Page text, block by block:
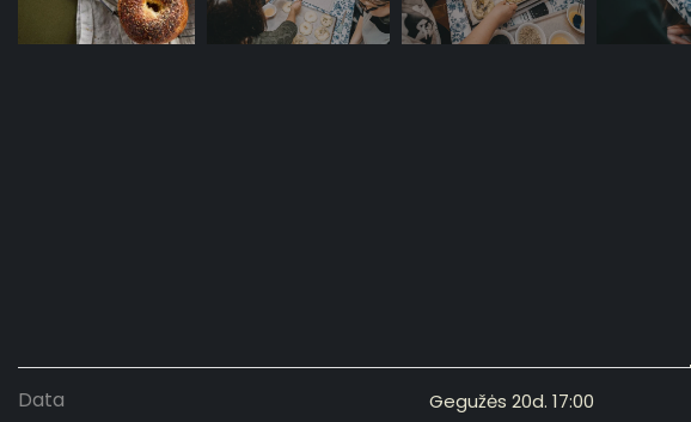
Data Gegužės 20d. 17:00